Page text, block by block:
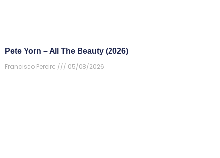
Pete Yorn – All The Beauty (2026)
Francisco Pereira
05/08/2026